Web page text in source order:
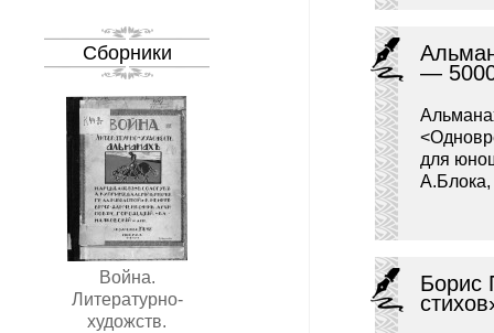
Сборники
Война.
Литературно-
художств.
—
для
Борис